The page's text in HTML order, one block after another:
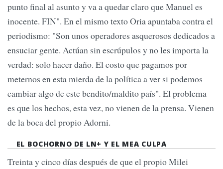
punto final al asunto y va a quedar claro que Manuel es
inocente. FIN". En el mismo texto Oria apuntaba contra el
periodismo: "Son unos operadores asquerosos dedicados a
ensuciar gente. Actúan sin escrúpulos y no les importa la
verdad: solo hacer daño. El costo que pagamos por
meternos en esta mierda de la política a ver si podemos
cambiar algo de este bendito/maldito país". El problema
es que los hechos, esta vez, no vienen de la prensa. Vienen
de la boca del propio Adorni.
EL BOCHORNO DE LN+ Y EL MEA CULPA
Treinta y cinco días después de que el propio Milei